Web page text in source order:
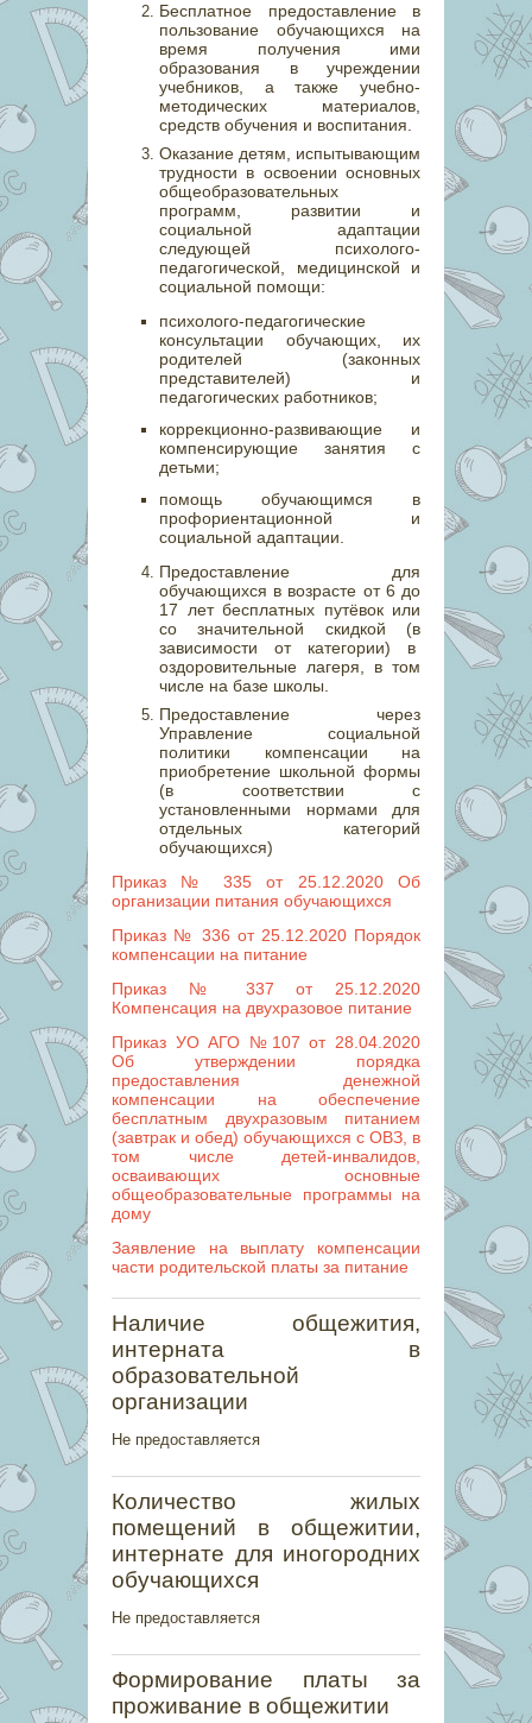
Бесплатное предоставление в
пользование обучающихся на
время получения ими
образования в учреждении
учебников, а также учебно-
методических материалов,
средств обучения и воспитания.
Оказание детям, испытывающим
трудности в освоении основных
общеобразовательных
программ, развитии и
социальной адаптации
следующей психолого-
педагогической, медицинской и
социальной помощи:
психолого-педагогические
консультации обучающих, их
родителей (законных
представителей) и
педагогических работников;
коррекционно-развивающие и
компенсирующие занятия с
детьми;
помощь обучающимся в
профориентационной и
социальной адаптации.
Предоставление для
обучающихся в возрасте от 6 до
17 лет бесплатных путёвок или
со значительной скидкой (в
зависимости от категории) в
оздоровительные лагеря, в том
числе на базе школы.
Предоставление через
Управление социальной
политики компенсации на
приобретение школьной формы
(в соответствии с
установленными нормами для
отдельных категорий
обучающихся)
Приказ № 335 от 25.12.2020 Об
организации питания обучающихся
Приказ № 336 от 25.12.2020 Порядок
компенсации на питание
Приказ № 337 от 25.12.2020
Компенсация на двухразовое питание
Приказ УО АГО №107 от 28.04.2020
Об утверждении порядка
предоставления денежной
компенсации на обеспечение
бесплатным двухразовым питанием
(завтрак и обед) обучающихся с ОВЗ, в
том числе детей-инвалидов,
осваивающих основные
общеобразовательные программы на
дому
Заявление на выплату компенсации
части родительской платы за питание
Наличие общежития,
интерната в
образовательной
организации
Не предоставляется
Количество жилых
помещений в общежитии,
интернате для иногородних
обучающихся
Не предоставляется
Формирование платы за
проживание в общежитии